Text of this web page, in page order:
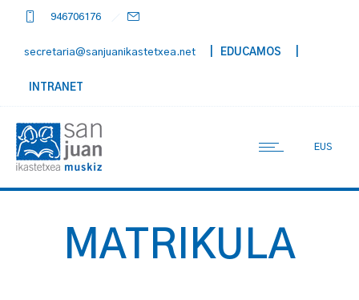
946706176
secretaria@sanjuanikastetxea.net | EDUCAMOS
INTRANET
EUS
MATRIKULA